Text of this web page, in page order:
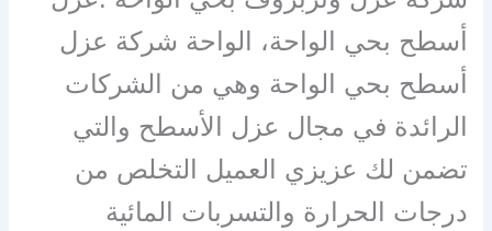
أسطح بحي الواحة، الواحة شركة عزل
أسطح بحي الواحة وهي من الشركات
الرائدة في مجال عزل الأسطح والتي
تضمن لك عزيزي العميل التخلص من
درجات الحرارة والتسربات المائية